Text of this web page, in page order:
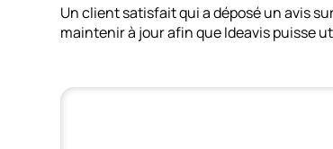
Un client satisfait qui a déposé un avis
maintenir à jour afin que Ideavis puisse